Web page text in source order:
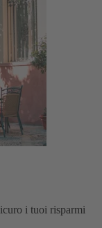
i tuoi risparmi